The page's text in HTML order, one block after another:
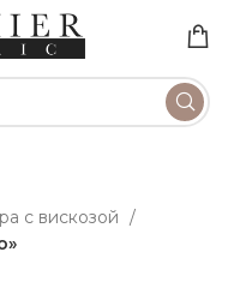
с вискозой